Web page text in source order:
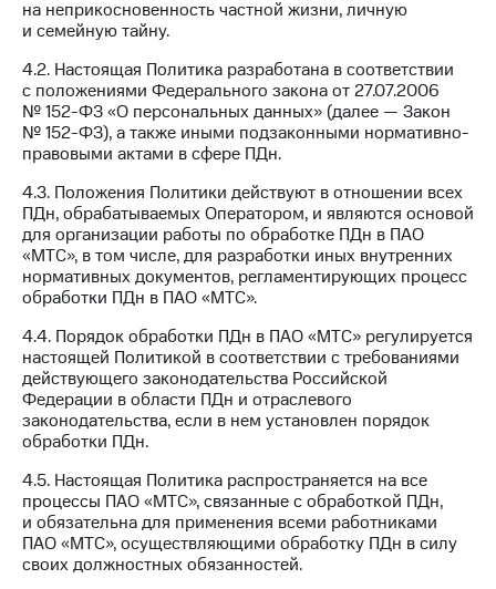
на неприкосновенность частной жизни, личную
и семейную тайну.
4.2. Настоящая Политика разработана в соответствии
с положениями Федерального закона от 27.07.2006
№ 152-ФЗ «О персональных данных» (далее — Закон
№ 152-ФЗ), а также иными подзаконными нормативно-
правовыми актами в сфере ПДн.
4.3. Положения Политики действуют в отношении всех
ПДн, обрабатываемых Оператором, и являются основой
для организации работы по обработке ПДн в ПАО
«МТС», в том числе, для разработки иных внутренних
нормативных документов, регламентирующих процесс
обработки ПДн в ПАО «МТС».
4.4. Порядок обработки ПДн в ПАО «МТС» регулируется
настоящей Политикой в соответствии с требованиями
действующего законодательства Российской
Федерации в области ПДн и отраслевого
законодательства, если в нем установлен порядок
обработки ПДн.
4.5. Настоящая Политика распространяется на все
процессы ПАО «МТС», связанные с обработкой ПДн,
и обязательна для применения всеми работниками
ПАО «МТС», осуществляющими обработку ПДн в силу
своих должностных обязанностей.